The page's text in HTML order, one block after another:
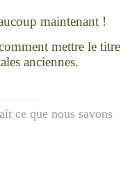
maintenant !
mettre le titre
anciennes.
ce que nous savons